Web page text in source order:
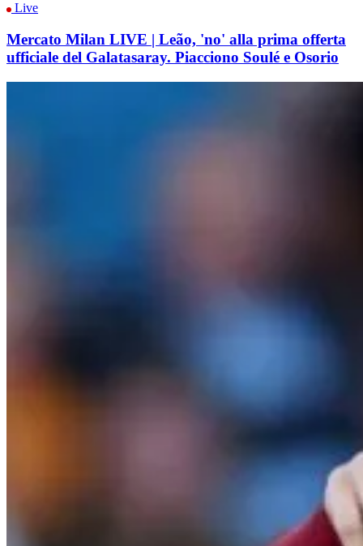
Live
Mercato Milan LIVE | Leão, 'no' alla prima offerta
ufficiale del Galatasaray. Piacciono Soulé e Osorio